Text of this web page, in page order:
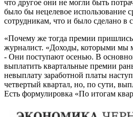
что другое они не могли быть
было бы нецелевое использование
сотрудникам, что и было сделано
«Почему же тогда премии
журналист. «Доходы, которыми мы
- Они поступают осенью. В
выплатить квартальные премии
невыплату заработной платы
четвертый квартал, но, по сути,
Есть формулировка «По итогам